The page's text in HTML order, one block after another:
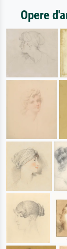
Opere